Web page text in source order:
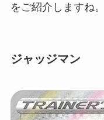
をご紹介しますね。
ジャッジマン